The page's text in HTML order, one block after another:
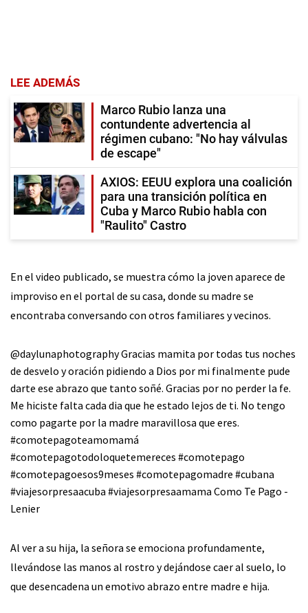
LEE ADEMÁS
Marco Rubio lanza una
contundente advertencia al
régimen cubano: "No hay válvulas
de escape"
AXIOS: EEUU explora una coalición
para una transición política en
Cuba y Marco Rubio habla con
"Raulito" Castro
En el video publicado, se muestra cómo la joven aparece de
improviso en el portal de su casa, donde su madre se
encontraba conversando con otros familiares y vecinos.
@daylunaphotographyGracias mamita por todas tus noches
de desvelo y oración pidiendo a Dios por mi finalmente pude
darte ese abrazo que tanto soñé. Gracias por no perder la fe.
Me hiciste falta cada dia que he estado lejos de ti. No tengo
como pagarte por la madre maravillosa que eres.
#comotepagoteamomamá
#comotepagotodoloquetemereces #comotepago
#comotepagoesos9meses #comotepagomadre #cubana
#viajesorpresaacuba #viajesorpresaamama Como Te Pago -
Lenier
Al ver a su hija, la señora se emociona profundamente,
llevándose las manos al rostro y dejándose caer al suelo, lo
que desencadena un emotivo abrazo entre madre e hija.